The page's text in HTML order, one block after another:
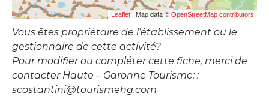
Leaflet| Map data ©OpenStreetMap contributors
Vous êtes propriétaire de l’établissement ou le
gestionnaire de cette activité?
Pour modifier ou compléter cette fiche, merci de
contacter Haute – Garonne Tourisme: :
scostantini@tourismehg.com